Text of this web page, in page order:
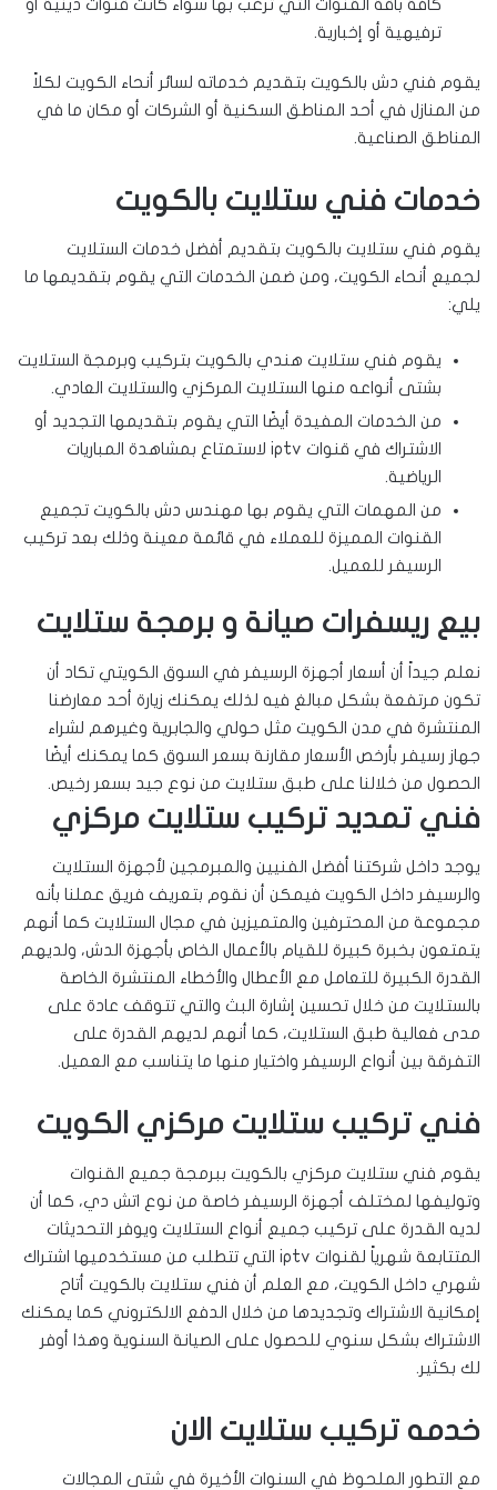
كافة باقة القنوات التي ترغب بها سواء كانت قنوات دينية أو
ترفيهية أو إخبارية.
يقوم فني دش بالكويت بتقديم خدماته لسائر أنحاء الكويت لكلاً
من المنازل في أحد المناطق السكنية أو الشركات أو مكان ما في
المناطق الصناعية.
خدمات فني ستلايت بالكويت
يقوم فني ستلايت بالكويت بتقديم أفضل خدمات الستلايت
لجميع أنحاء الكويت، ومن ضمن الخدمات التي يقوم بتقديمها ما
يلي:
يقوم فني ستلايت هندي بالكويت بتركيب وبرمجة الستلايت
بشتى أنواعه منها الستلايت المركزي والستلايت العادي.
من الخدمات المفيدة أيضًا التي يقوم بتقديمها التجديد أو
الاشتراك في قنوات iptv لاستمتاع بمشاهدة المباريات
الرياضية.
من المهمات التي يقوم بها مهندس دش بالكويت تجميع
القنوات المميزة للعملاء في قائمة معينة وذلك بعد تركيب
الرسيفر للعميل.
بيع ريسفرات صيانة و برمجة ستلايت
نعلم جيداً أن أسعار أجهزة الرسيفر في السوق الكويتي تكاد أن
تكون مرتفعة بشكل مبالغ فيه لذلك يمكنك زيارة أحد معارضنا
المنتشرة في مدن الكويت مثل حولي والجابرية وغيرهم لشراء
جهاز رسيفر بأرخص الأسعار مقارنة بسعر السوق كما يمكنك أيضًا
الحصول من خلالنا على طبق ستلايت من نوع جيد بسعر رخيص.
فني تمديد تركيب ستلايت مركزي
يوجد داخل شركتنا أفضل الفنيين والمبرمجين لأجهزة الستلايت
والرسيفر داخل الكويت فيمكن أن نقوم بتعريف فريق عملنا بأنه
مجموعة من المحترفين والمتميزين في مجال الستلايت كما أنهم
يتمتعون بخبرة كبيرة للقيام بالأعمال الخاص بأجهزة الدش، ولديهم
القدرة الكبيرة للتعامل مع الأعطال والأخطاء المنتشرة الخاصة
بالستلايت من خلال تحسين إشارة البث والتي تتوقف عادة على
مدى فعالية طبق الستلايت، كما أنهم لديهم القدرة على
التفرقة بين أنواع الرسيفر واختيار منها ما يتناسب مع العميل.
فني تركيب ستلايت مركزي الكويت
يقوم فني ستلايت مركزي بالكويت ببرمجة جميع القنوات
وتوليفها لمختلف أجهزة الرسيفر خاصة من نوع اتش دي، كما أن
لديه القدرة على تركيب جميع أنواع الستلايت ويوفر التحديثات
المتتابعة شهرياً لقنوات iptv التي تتطلب من مستخدميها اشتراك
شهري داخل الكويت، مع العلم أن فني ستلايت بالكويت أتاح
إمكانية الاشتراك وتجديدها من خلال الدفع الالكتروني كما يمكنك
الاشتراك بشكل سنوي للحصول على الصيانة السنوية وهذا أوفر
لك بكثير.
خدمه تركيب ستلايت الان
مع التطور الملحوظ في السنوات الأخيرة في شتى المجالات